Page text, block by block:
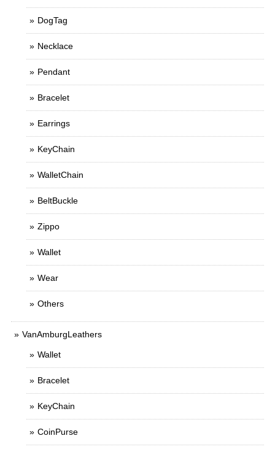
DogTag
Necklace
Pendant
Bracelet
Earrings
KeyChain
WalletChain
BeltBuckle
Zippo
Wallet
Wear
Others
VanAmburgLeathers
Wallet
Bracelet
KeyChain
CoinPurse